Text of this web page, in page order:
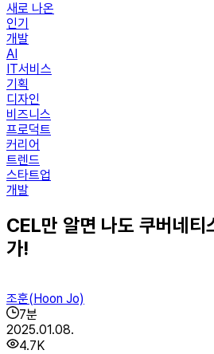
새로 나온
인기
개발
AI
IT서비스
기획
디자인
비즈니스
프로덕트
커리어
트렌드
스타트업
개발
CEL만 알면 나도 쿠버네티
가!
조훈(Hoon Jo)
7분
2025.01.08.
4.7K